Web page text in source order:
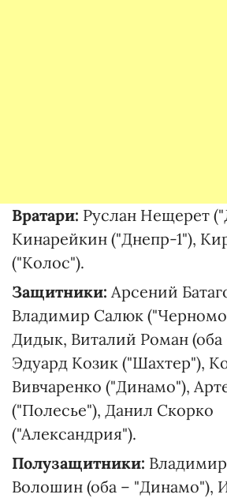
Вратари: Руслан Нещерет
Кинарейкин ("Днепр-1"),
("Колос").
Защитники: Арсений
Владимир Салюк
Дидык, Виталий Роман (оба
Эдуард Козик ("Шахтер"),
Вивчаренко ("Динамо"),
("Полесье"), Данил Скорко
("Александрия").
Полузащитники:
Волошин (оба – "Динамо"),